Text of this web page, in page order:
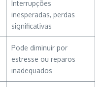
Interrupções
inesperadas, perdas
significativas
Pode diminuir por
estresse ou reparos
inadequados